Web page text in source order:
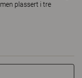
plassert i tre